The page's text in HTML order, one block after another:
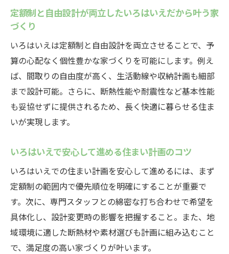
づくり
れる秘訣
いろはいえで納得できる家づくりのサポー
ト体制
定額制と自由設計が両立したいろはいえだから叶う家
づくり
いろはいえは定額制と自由設計を両立させることで、予
算の心配なく個性豊かな家づくりを可能にします。例え
ば、間取りの自由度が高く、生活動線や収納計画も細部
まで設計可能。さらに、断熱性能や耐震性など基本性能
も妥協せずに提供されるため、長く快適に暮らせる住ま
いが実現します。
いろはいえで安心して進める住まい計画のコツ
いろはいえでの住まい計画を安心して進めるには、まず
定額制の範囲内で優先順位を明確にすることが重要で
す。次に、専門スタッフとの綿密な打ち合わせで希望を
具体化し、設計変更時の影響を把握すること。また、地
域環境に適した断熱材や素材選びも計画に組み込むこと
で、満足度の高い家づくりが叶います。